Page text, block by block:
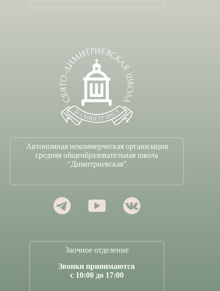
Автономная некоммерческая организация
средняя общеобразовательная школа
"Димитриевская"
Заочное отделение
Звонки принимаются
с 10:00 до 17:00